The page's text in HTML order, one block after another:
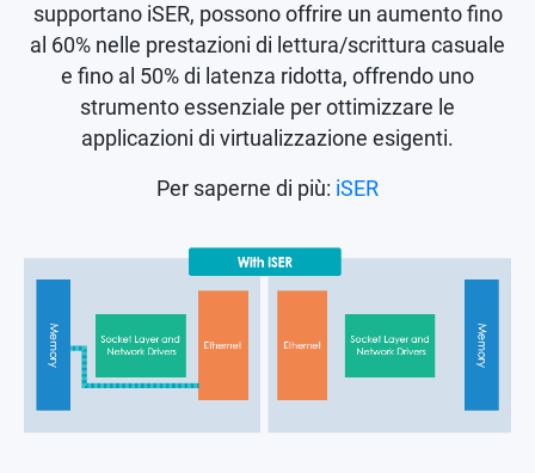
supportano iSER, possono offrire un aumento fino
al 60% nelle prestazioni di lettura/scrittura casuale
e fino al 50% di latenza ridotta, offrendo uno
strumento essenziale per ottimizzare le
applicazioni di virtualizzazione esigenti.
Per saperne di più: iSER